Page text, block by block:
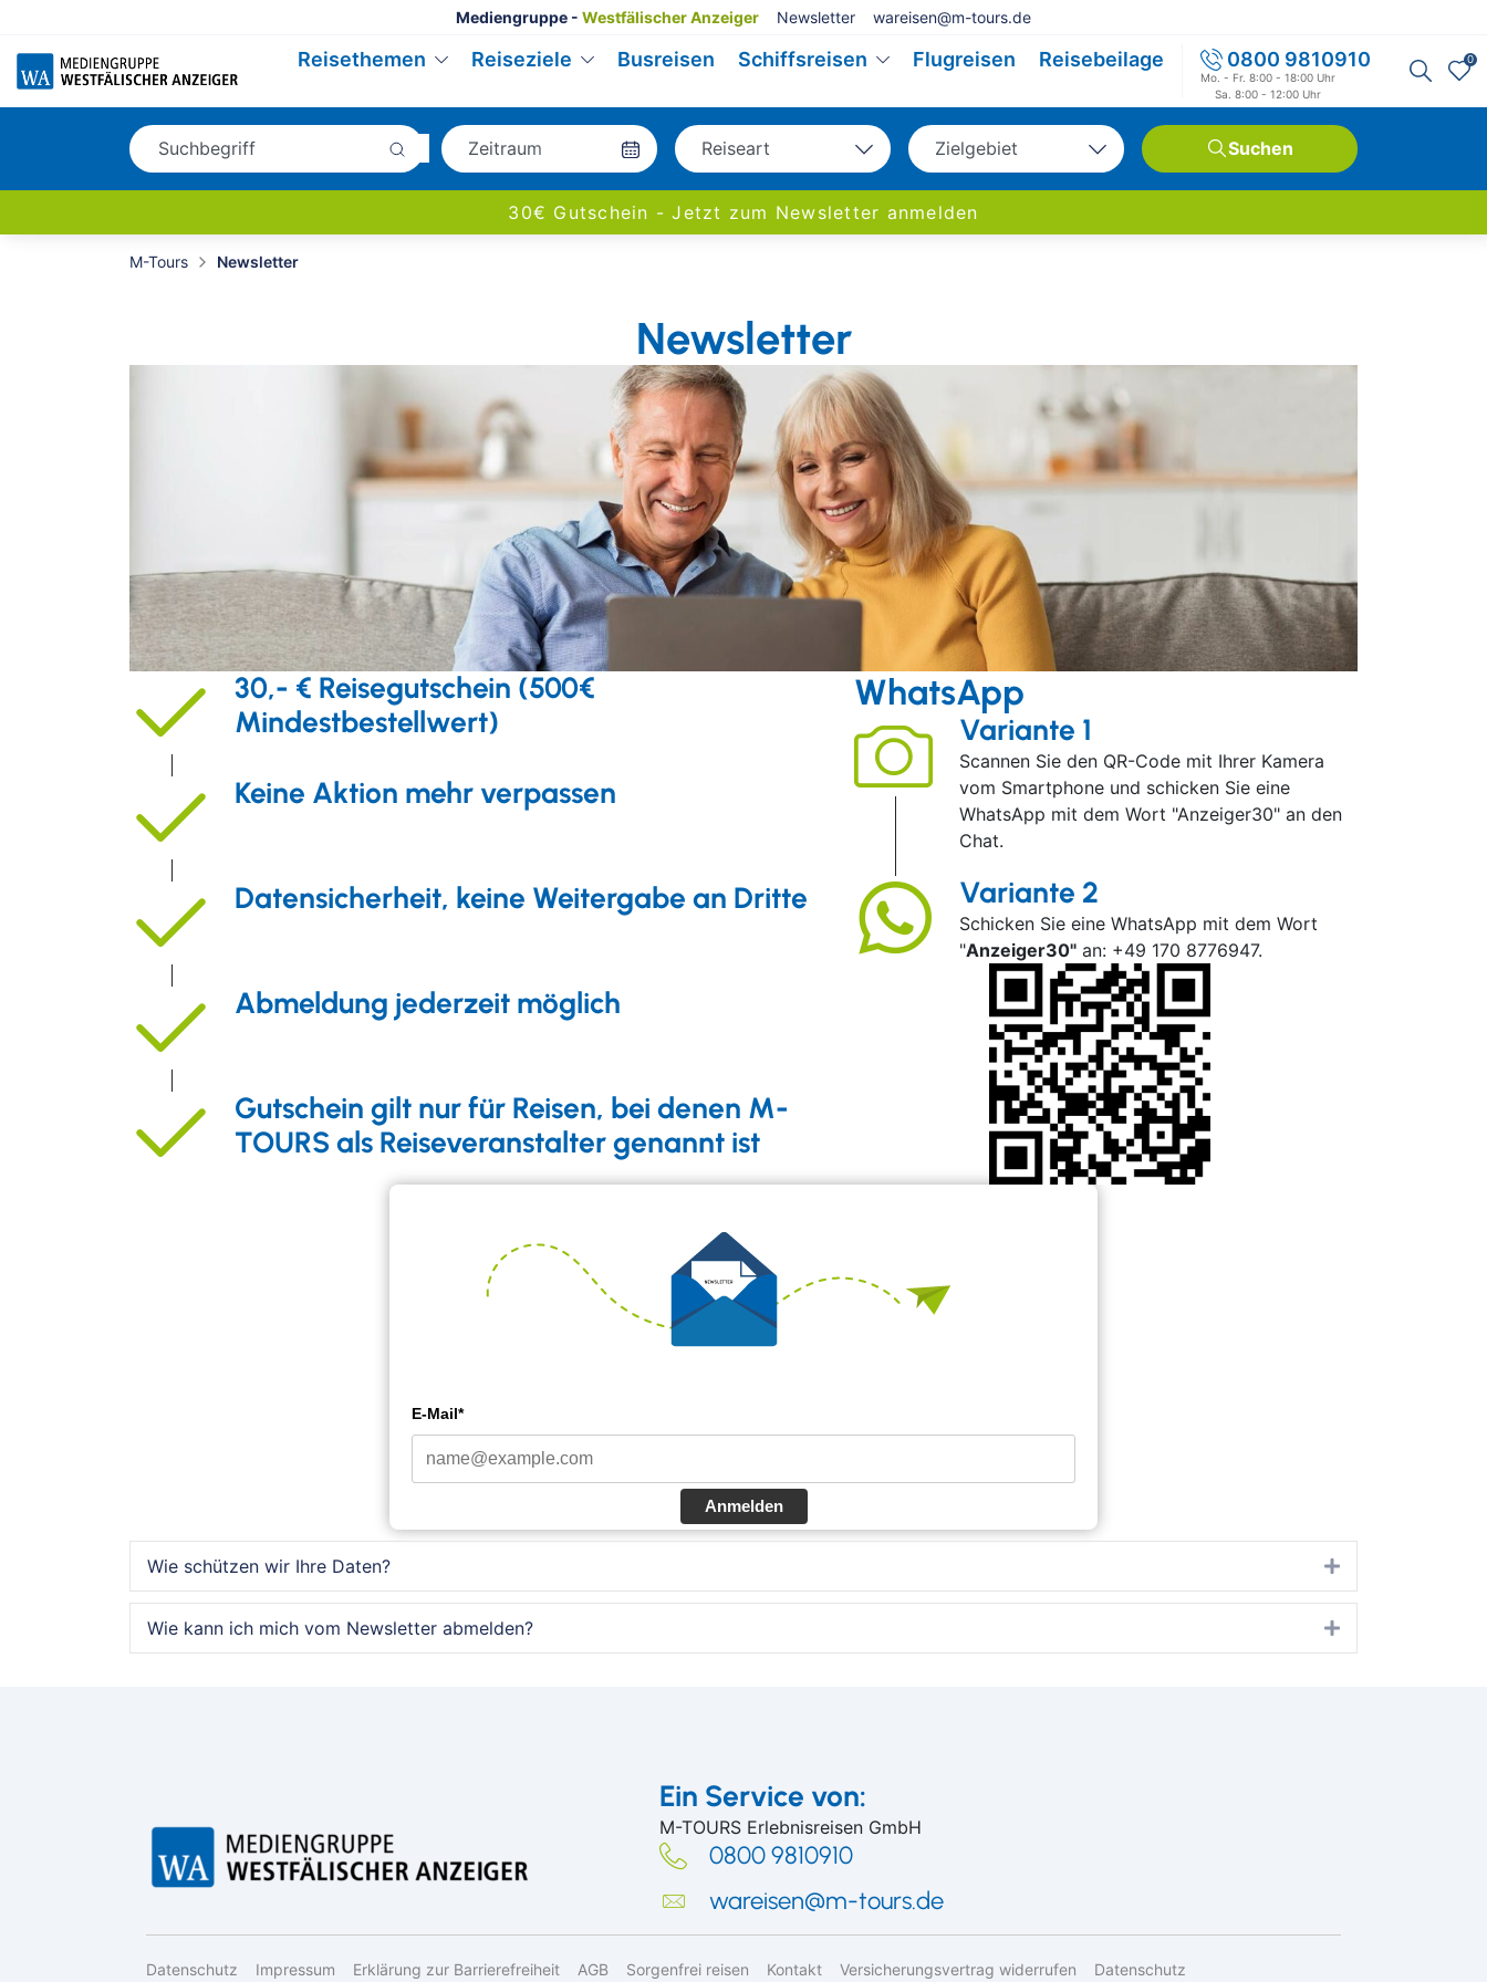
Mediengruppe - Westfälischer Anzeiger Newsletter wareisen@m-tours.de
Reisethemen Reiseziele Busreisen Schiffsreisen Flugreisen Reisebeilage 0800 9810910
Mo. - Fr. 8:00 - 18:00 Uhr
Sa. 8:00 - 12:00 Uhr
0
Reiseart
Eigenanreise
Zielgebiet
Europa
Suchen
30€ Gutschein - Jetzt zum Newsletter anmelden
M-Tours Newsletter
Newsletter
30,- € Reisegutschein (500€
Mindestbestellwert)
Keine Aktion mehr verpassen
Datensicherheit, keine Weitergabe an Dritte
Abmeldung jederzeit möglich
Gutschein gilt nur für Reisen, bei denen M-
TOURS als Reiseveranstalter genannt ist
WhatsApp
Variante 1
Scannen Sie den QR-Code mit Ihrer Kamera
vom Smartphone und schicken Sie eine
WhatsApp mit dem Wort "Anzeiger30" an den
Chat.
Variante 2
Schicken Sie eine WhatsApp mit dem Wort
"Anzeiger30"an: +49 170 8776947.
E-Mail*
Anmelden
Wie schützen wir Ihre Daten? Expand
Wie kann ich mich vom Newsletter abmelden? Expand
Ein Service von:
M-TOURS Erlebnisreisen GmbH
0800 9810910
wareisen@m-tours.de
Datenschutz Impressum Erklärung zur Barrierefreiheit AGB Sorgenfrei reisen Kontakt Versicherungsvertrag widerrufen Datenschutz